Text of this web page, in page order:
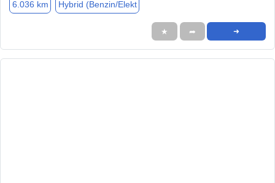
6.036 km Hybrid (Benzin/Elekt
★ ➦ ➜